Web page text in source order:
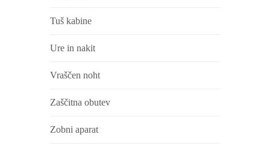
Tuš kabine
Ure in nakit
Vraščen noht
Zaščitna obutev
Zobni aparat